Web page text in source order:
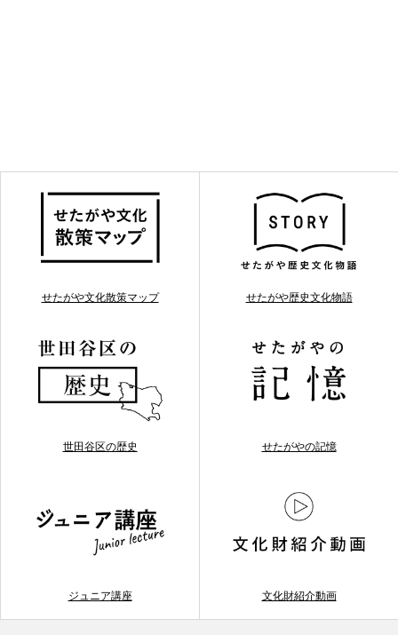
せたがや文化散策マップ せたがや歴史文化物語
世田谷区の歴史 せたがやの記憶
ジュニア講座 文化財紹介動画